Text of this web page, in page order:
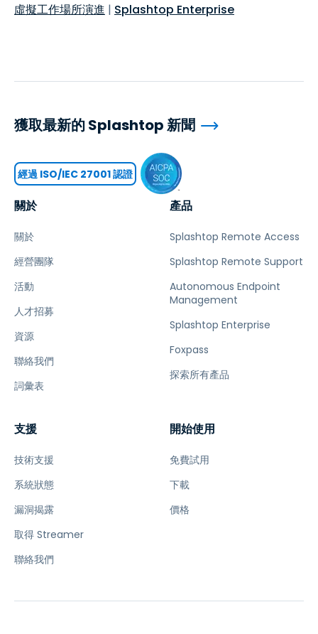
虛擬工作場所演進 | Splashtop Enterprise
關於
關於
經營團隊
活動
人才招募
資源
聯絡我們
詞彙表
產品
Splashtop Remote Access
Splashtop Remote Support
Autonomous Endpoint
Management
Splashtop Enterprise
Foxpass
探索所有產品
支援
技術支援
系統狀態
漏洞揭露
取得 Streamer
聯絡我們
開始使用
免費試用
下載
價格
獲取最新的 Splashtop 新聞
經過 ISO/IEC 27001 認證